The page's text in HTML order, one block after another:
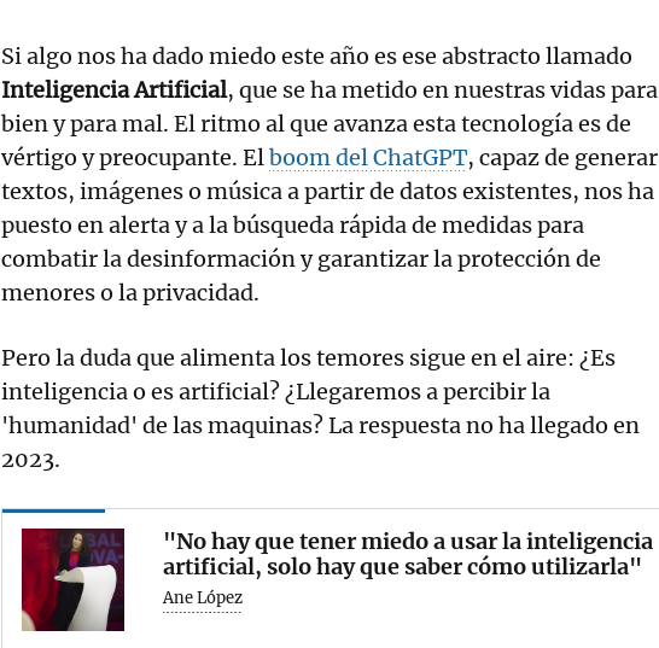
Si algo nos ha dado miedo este año es ese abstracto llamado
Inteligencia Artificial, que se ha metido en nuestras vidas para
bien y para mal. El ritmo al que avanza esta tecnología es de
vértigo y preocupante. Elboom del ChatGPT, capaz de generar
textos, imágenes o música a partir de datos existentes, nos ha
puesto en alerta y a la búsqueda rápida de medidas para
combatir la desinformación y garantizar la protección de
menores o la privacidad.
Pero la duda que alimenta los temores sigue en el aire: ¿Es
inteligencia o es artificial? ¿Llegaremos a percibir la
'humanidad' de las maquinas? La respuesta no ha llegado en
2023.
"No hay que tener miedo a usar la inteligencia
artificial, solo hay que saber cómo utilizarla"
Ane López